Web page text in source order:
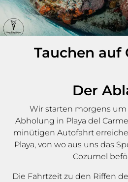
Tauchen auf
Der
Wir starten morgens um
Abholung in Playa del
minütigen Autofahrt
Playa, von wo aus uns das
Cozumel
Die Fahrtzeit zu den Riffen